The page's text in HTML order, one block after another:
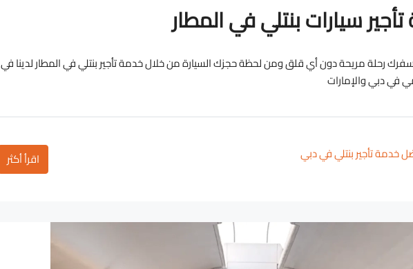
سيارات بنتلي في المطار
رحلة مريحة دون أي قلق ومن لحظة حجزك السيارة من خلال خدمة تأجير بنتلي في المطار لدينا في
في دبي والإمارات
خدمة تأجير بنتلي في دبي اقرأ أكثر